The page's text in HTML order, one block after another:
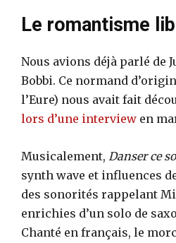
Le romantisme
Nous avions déjà parlé de
Bobbi. Ce normand
l’Eure) nous avait fait
lors d’une interview en
Musicalement, Danser ce
synth wave et influences
des sonorités rappelant
enrichies d’un solo de
Chanté en français, le